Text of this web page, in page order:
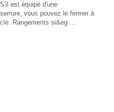
S'il est équipé d'une
serrure, vous pouvez le fermer à
clé. Rangements si&eg ...